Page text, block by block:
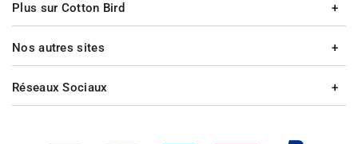
Plus sur Cotton Bird
Nos autres sites
Réseaux Sociaux